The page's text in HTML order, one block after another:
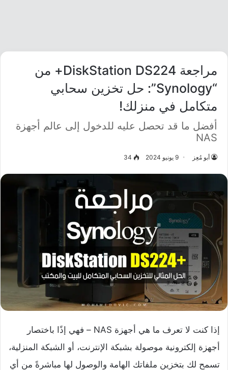
مراجعة DiskStation DS224+ من
“Synology”: حل تخزين سحابي
متكامل في منزلك!
أفضل ما قد تحصل عليه للدخول إلى عالم أجهزة
NAS
أبو مُعِز 9 يونيو 2024 34
إذا كنت لا تعرف ما هي أجهزة NAS – فهي إذًا باختصار
أجهزة إلكترونية موصولة بشبكة الإنترنت، أو الشبكة المنزلية،
تسمح لك بتخزين ملفاتك الهامة والوصول لها مباشرةً من أي